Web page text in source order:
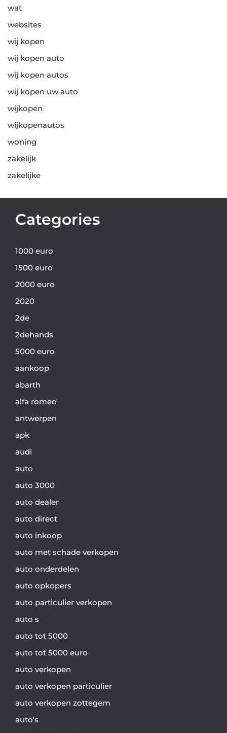
wat
websites
wij kopen
wij kopen auto
wij kopen autos
wij kopen uw auto
wijkopen
wijkopenautos
woning
zakelijk
zakelijke
Categories
1000 euro
1500 euro
2000 euro
2020
2de
2dehands
5000 euro
aankoop
abarth
alfa romeo
antwerpen
apk
audi
auto
auto 3000
auto dealer
auto direct
auto inkoop
auto met schade verkopen
auto onderdelen
auto opkopers
auto particulier verkopen
auto s
auto tot 5000
auto tot 5000 euro
auto verkopen
auto verkopen particulier
auto verkopen zottegem
auto's